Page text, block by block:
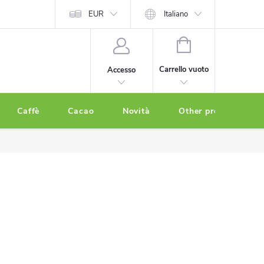
EUR Italiano
Accesso
CARRELLO
SPESA
Carrello vuoto
Caffè Cacao Novità Other products